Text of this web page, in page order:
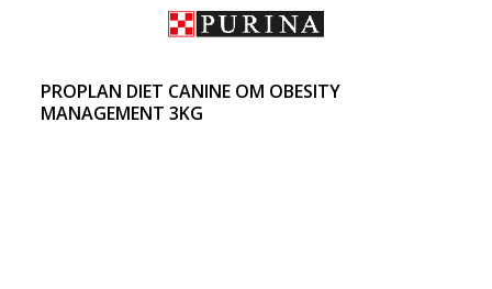
PROPLAN DIET CANINE OM OBESITY
MANAGEMENT 3KG